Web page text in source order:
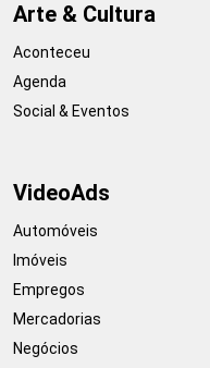
Arte & Cultura
Aconteceu
Agenda
Social & Eventos
VideoAds
Automóveis
Imóveis
Empregos
Mercadorias
Negócios